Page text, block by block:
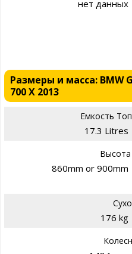
нет данных
Размеры и масса: BMW
700 X 2013
Емкость
17.3 Litres
860mm or 900mm
176 kg